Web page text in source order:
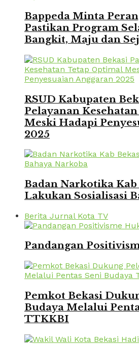
Bappeda Minta
Pastikan Program
Bangkit, Maju dan
RSUD Kabupaten
Pelayanan
Meski Hadapi
2025
Badan Narkotika Kab
Lakukan Sosialisasi
Berita Jurnal Kota TV
Pandangan
Pemkot Bekasi
Budaya Melalui
TTKKBI